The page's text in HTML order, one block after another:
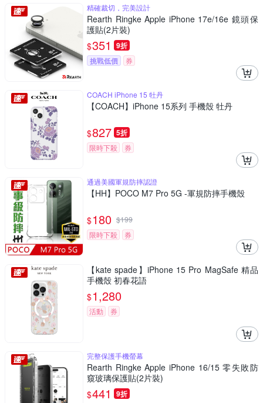
精確裁切，完美設計
Rearth Ringke Apple iPhone 17e/16e 鏡頭保
護貼(2片裝)
$351 9折
挑戰低價 券
COACH iPhone 15 牡丹
【COACH】iPhone 15系列 手機殼 牡丹
$827 5折
限時下殺 券
通過美國軍規防摔認證
【HH】POCO M7 Pro 5G -軍規防摔手機殼
$180 $199
限時下殺
券
【kate spade】iPhone 15 Pro MagSafe 精品
手機殼 初春花語
$1,280
活動 券
完整保護手機螢幕
Rearth Ringke Apple iPhone 16/15 零失敗防
窺玻璃保護貼(2片裝)
$441 9折